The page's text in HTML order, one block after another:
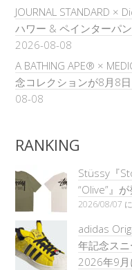
JOURNAL STANDARD ×
ハワー & ペインターパ
2026-08-08
A BATHING APE® ×
念コレクションが8月8
08-08
RANKING
Stüssy『
“Olive”』
2026/08/07
adidas
年記念ス
2026年9月